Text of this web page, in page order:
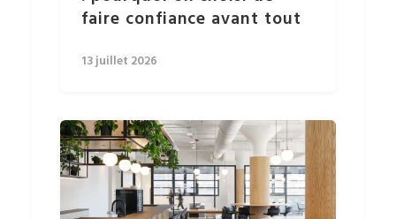
faire confiance avant tout
13 juillet 2026